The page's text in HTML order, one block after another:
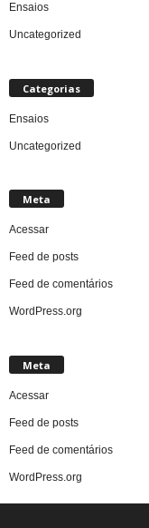
Ensaios
Uncategorized
Categorias
Ensaios
Uncategorized
Meta
Acessar
Feed de posts
Feed de comentários
WordPress.org
Meta
Acessar
Feed de posts
Feed de comentários
WordPress.org